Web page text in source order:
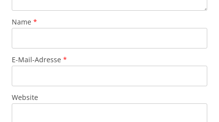
Name *
E-Mail-Adresse *
Website